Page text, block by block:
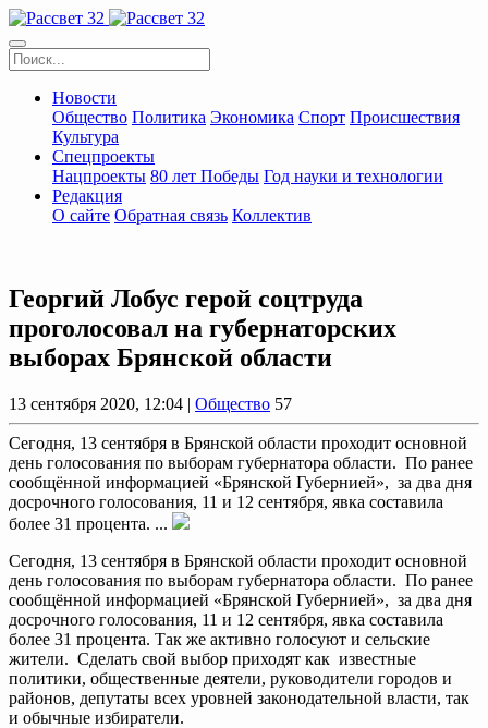
Новости
Общество Политика Экономика Спорт Происшествия
Культура
Спецпроекты
Нацпроекты 80 лет Победы Год науки и технологии
Редакция
О сайте Обратная связь Коллектив
Георгий Лобус герой соцтруда
проголосовал на губернаторских
выборах Брянской области
13 сентября 2020, 12:04 | Общество 57
Сегодня, 13 сентября в Брянской области проходит основной
день голосования по выборам губернатора области. По ранее
сообщённой информацией «Брянской Губернией», за два дня
досрочного голосования, 11 и 12 сентября, явка составила
более 31 процента. ...
Сегодня, 13 сентября в Брянской области проходит основной
день голосования по выборам губернатора области. По ранее
сообщённой информацией «Брянской Губернией», за два дня
досрочного голосования, 11 и 12 сентября, явка составила
более 31 процента. Так же активно голосуют и сельские
жители. Сделать свой выбор приходят как известные
политики, общественные деятели, руководители городов и
районов, депутаты всех уровней законодательной власти, так
и обычные избиратели.